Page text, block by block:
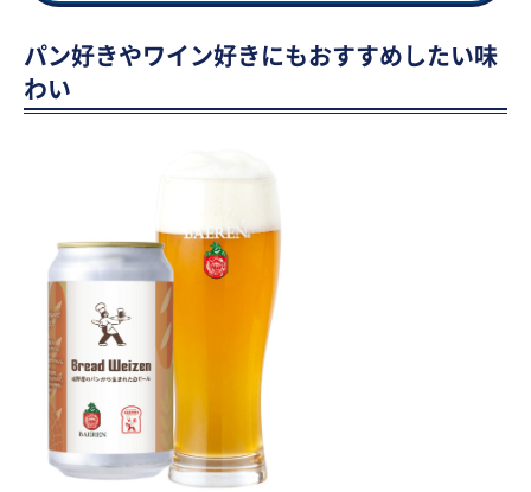
パン好きやワイン好きにもおすすめしたい味
わい